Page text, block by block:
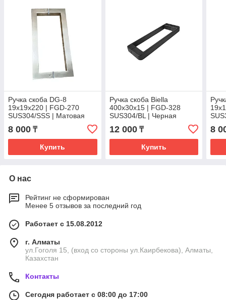
Ручка скоба DG-8
19х19х220 | FGD-270
SUS304/SSS | Матовая
8 000 ₸
Купить
Ручка скоба Biella
400х30х15 | FGD-328
SUS304/BL | Черная
12 000₸
Купить
8
О нас
Рейтинг не сформирован
Менее 5 отзывов за последний год
Работает с 15.08.2012
г. Алматы
ул.Гоголя 15, (вход со стороны ул.Каирбекова), Алматы,
Казахстан
Контакты
Сегодня работает с 08:00 до 17:00